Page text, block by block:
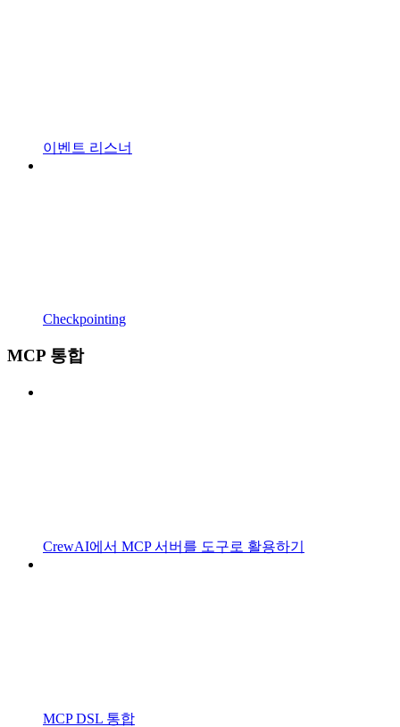
이벤트 리스너
Checkpointing
MCP 통합
CrewAI에서 MCP 서버를 도구로 활용하기
MCP DSL 통합